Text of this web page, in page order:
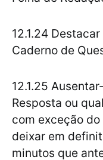
12.1.24
Caderno de
12.1.25
Resposta ou
com exceção
deixar em
minutos que